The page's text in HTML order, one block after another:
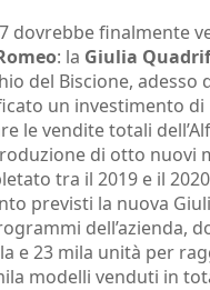
dovrebbe finalmente
: la Giulia
del Biscione,
un investimento di
le vendite totali
di otto nuovi
tra il 2019 e il
previsti la nuova
dell’azienda,
e 23 mila unità per
modelli venduti in